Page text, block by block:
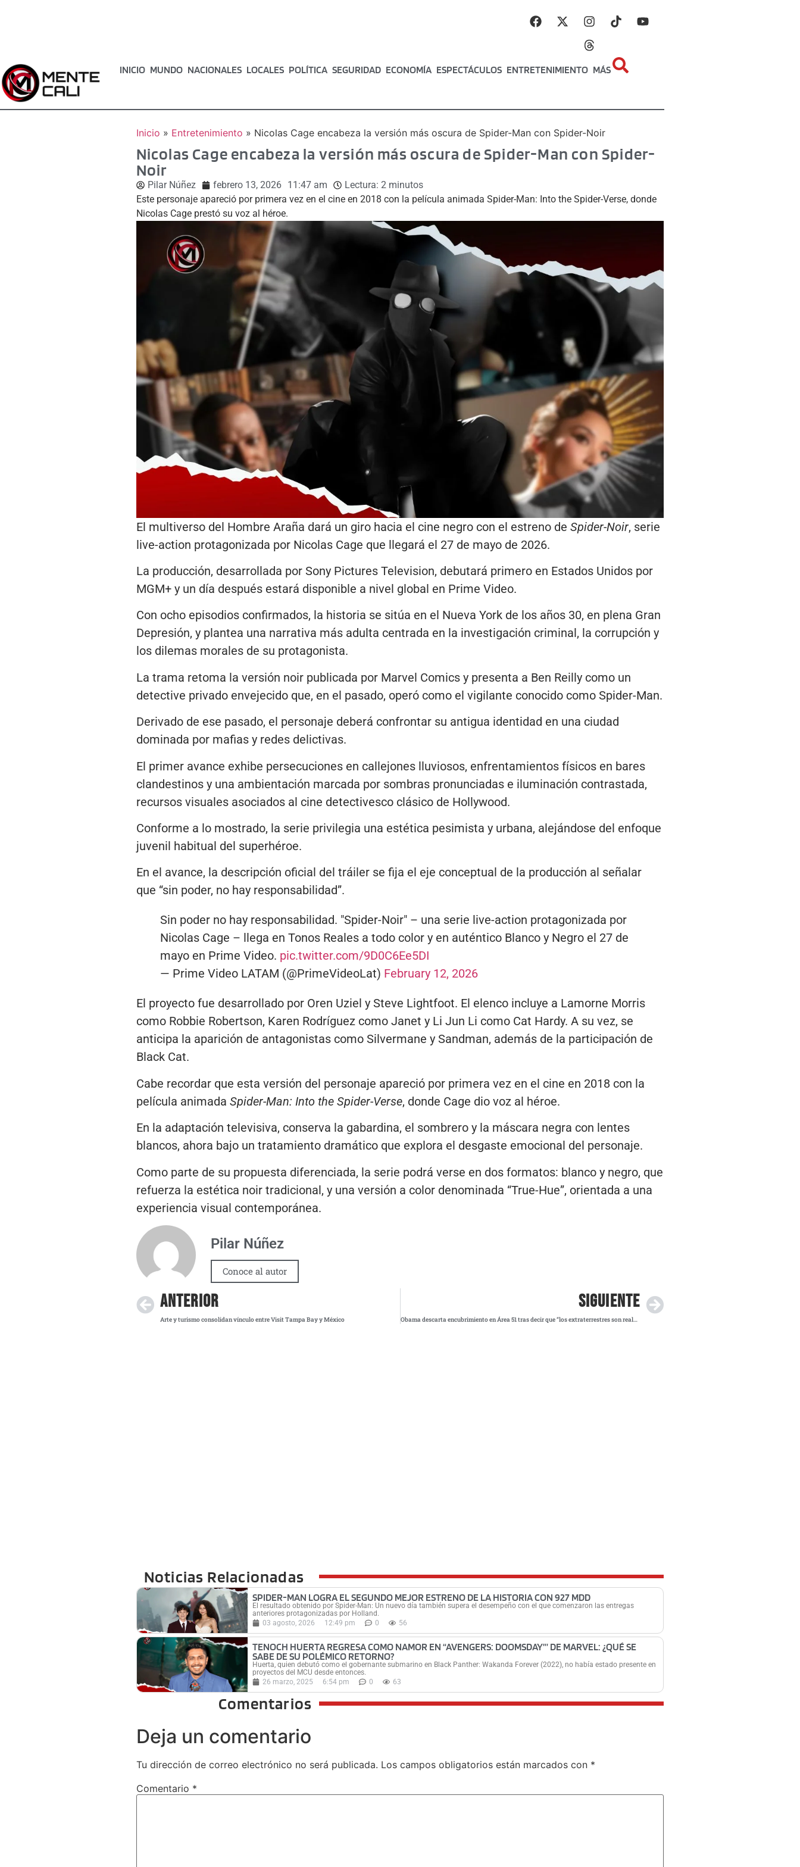
INICIO MUNDO NACIONALES LOCALES POLÍTICA SEGURIDAD ECONOMÍA ESPECTÁCULOS ENTRETENIMIENTO MÁS
Inicio » Entretenimiento » Nicolas Cage encabeza la versión más oscura de Spider-Man con Spider-Noir
Nicolas Cage encabeza la versión más oscura de Spider-Man con Spider-
Noir
Pilar Núñez febrero 13, 2026 11:47 am Lectura: 2 minutos
Este personaje apareció por primera vez en el cine en 2018 con la película animada Spider-Man: Into the Spider-Verse, donde
Nicolas Cage prestó su voz al héroe.
El multiverso del Hombre Araña dará un giro hacia el cine negro con el estreno de Spider-Noir, serie
live-action protagonizada por Nicolas Cage que llegará el 27 de mayo de 2026.
La producción, desarrollada por Sony Pictures Television, debutará primero en Estados Unidos por
MGM+ y un día después estará disponible a nivel global en Prime Video.
Con ocho episodios confirmados, la historia se sitúa en el Nueva York de los años 30, en plena Gran
Depresión, y plantea una narrativa más adulta centrada en la investigación criminal, la corrupción y
los dilemas morales de su protagonista.
La trama retoma la versión noir publicada por Marvel Comics y presenta a Ben Reilly como un
detective privado envejecido que, en el pasado, operó como el vigilante conocido como Spider-Man.
Derivado de ese pasado, el personaje deberá confrontar su antigua identidad en una ciudad
dominada por mafias y redes delictivas.
El primer avance exhibe persecuciones en callejones lluviosos, enfrentamientos físicos en bares
clandestinos y una ambientación marcada por sombras pronunciadas e iluminación contrastada,
recursos visuales asociados al cine detectivesco clásico de Hollywood.
Conforme a lo mostrado, la serie privilegia una estética pesimista y urbana, alejándose del enfoque
juvenil habitual del superhéroe.
En el avance, la descripción oficial del tráiler se fija el eje conceptual de la producción al señalar
que “sin poder, no hay responsabilidad”.
Sin poder no hay responsabilidad. "Spider-Noir" – una serie live-action protagonizada por
Nicolas Cage – llega en Tonos Reales a todo color y en auténtico Blanco y Negro el 27 de
mayo en Prime Video. pic.twitter.com/9D0C6Ee5DI
— Prime Video LATAM (@PrimeVideoLat) February 12, 2026
El proyecto fue desarrollado por Oren Uziel y Steve Lightfoot. El elenco incluye a Lamorne Morris
como Robbie Robertson, Karen Rodríguez como Janet y Li Jun Li como Cat Hardy. A su vez, se
anticipa la aparición de antagonistas como Silvermane y Sandman, además de la participación de
Black Cat.
Cabe recordar que esta versión del personaje apareció por primera vez en el cine en 2018 con la
película animada Spider-Man: Into the Spider-Verse, donde Cage dio voz al héroe.
En la adaptación televisiva, conserva la gabardina, el sombrero y la máscara negra con lentes
blancos, ahora bajo un tratamiento dramático que explora el desgaste emocional del personaje.
Como parte de su propuesta diferenciada, la serie podrá verse en dos formatos: blanco y negro, que
refuerza la estética noir tradicional, y una versión a color denominada “True-Hue”, orientada a una
experiencia visual contemporánea.
Pilar Núñez
Conoce al autor
ANTERIOR
Arte y turismo consolidan vínculo entre Visit Tampa Bay y México
SIGUIENTE
Obama descarta encubrimiento en Área 51 tras decir que “los extraterrestres son reales”
Noticias Relacionadas
SPIDER-MAN LOGRA EL SEGUNDO MEJOR ESTRENO DE LA HISTORIA CON 927 MDD
El resultado obtenido por Spider-Man: Un nuevo día también supera el desempeño con el que comenzaron las entregas
anteriores protagonizadas por Holland.
03 agosto, 2026
12:49 pm 0 56
TENOCH HUERTA REGRESA COMO NAMOR EN “AVENGERS: DOOMSDAY”’ DE MARVEL: ¿QUÉ SE
SABE DE SU POLÉMICO RETORNO?
Huerta, quien debutó como el gobernante submarino en Black Panther: Wakanda Forever (2022), no había estado presente en
proyectos del MCU desde entonces.
26 marzo, 2025
6:54 pm 0 63
Comentarios
Deja un comentario
Tu dirección de correo electrónico no será publicada. Los campos obligatorios están marcados con *
Comentario *